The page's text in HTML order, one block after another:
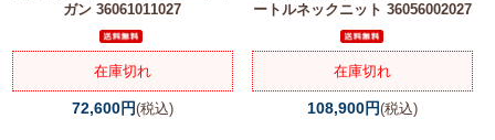
ガン 36061011027
在庫切れ
72,600円(税込)
ートルネックニット 36056002027
在庫切れ
108,900円(税込)